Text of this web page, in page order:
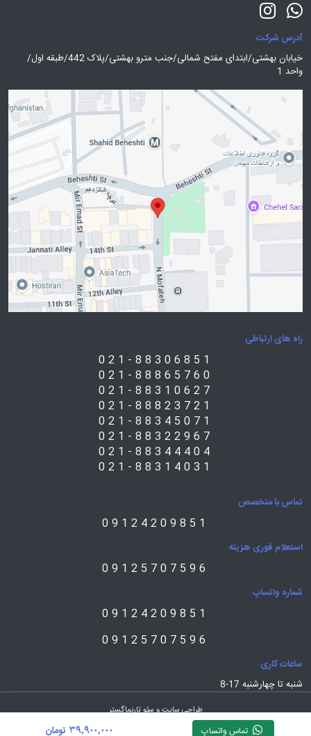
تماس واتساپ 39,900,000 تومان
آدرس شرکت
خیابان بهشتی/ابتدای مفتح شمالی/جنب مترو بهشتی/پلاک 442/طبقه اول/
واحد 1
راه های ارتباطی
021-88306851
021-88865760
021-88310627
021-88823721
021-88345071
021-88322967
021-88344404
021-88314031
تماس با متخصص
09124209851
استعلام فوری هزینه
09125707596
شماره واتساپ
09124209851
09125707596
ساعات کاری
شنبه تا چهارشنبه 17-8
طراحی سایت و سئو تارنماگستر